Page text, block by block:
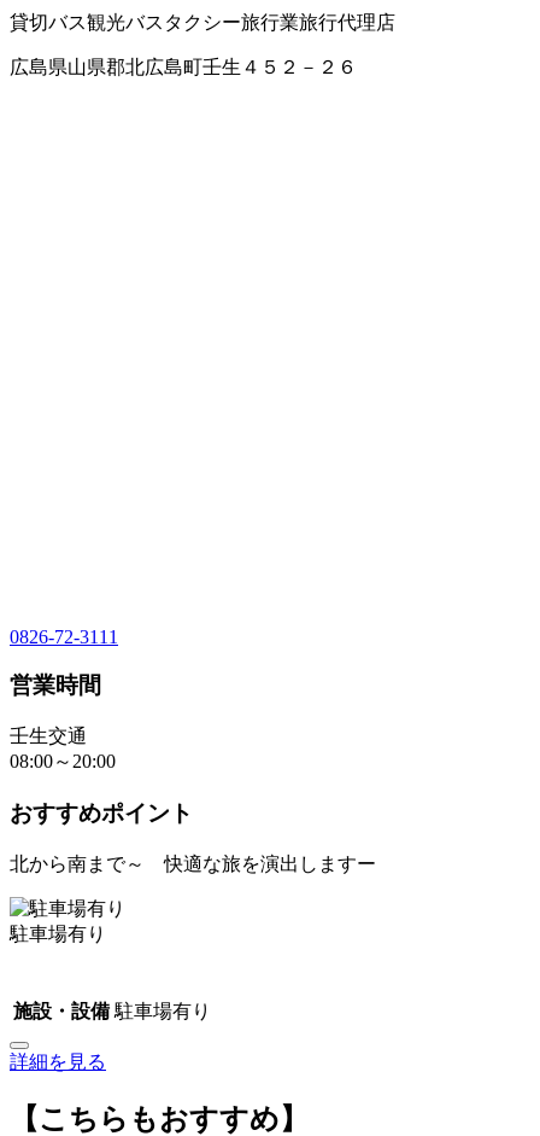
貸切バス観光バス タクシー旅行業旅行代理店
広島県山県郡北広島町壬生４５２－２６
0826-72-3111
営業時間
壬生交通
08:00～20:00
おすすめポイント
北から南まで～ 快適な旅を演出しますー
駐車場有り
施設・設備 駐車場有り
詳細を見る
【こちらもおすすめ】